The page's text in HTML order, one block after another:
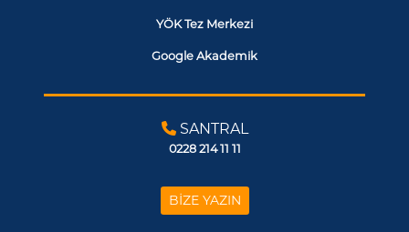
YÖK Tez Merkezi
Google Akademik
SANTRAL
0228 214 11 11
BİZE YAZIN